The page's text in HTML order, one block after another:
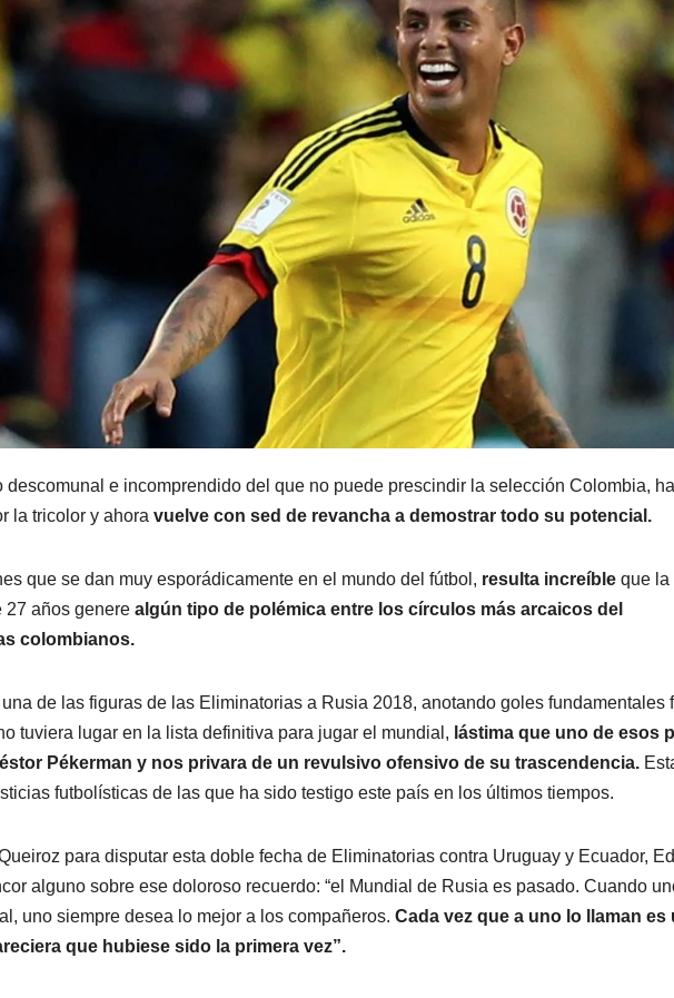
descomunal e incomprendido del que no puede prescindir la selección Colombia, ha
la tricolor y ahora vuelve con sed de revancha a demostrar todo su potencial.
que se dan muy esporádicamente en el mundo del fútbol, resulta increíble que la
27 años genere algún tipo de polémica entre los círculos más arcaicos del
colombianos.
de las figuras de las Eliminatorias a Rusia 2018, anotando goles fundamentales
tuviera lugar en la lista definitiva para jugar el mundial, lástima que uno de esos
Pékerman y nos privara de un revulsivo ofensivo de su trascendencia.
futbolísticas de las que ha sido testigo este país en los últimos tiempos.
para disputar esta doble fecha de Eliminatorias contra Uruguay y Ecuador,
alguno sobre ese doloroso recuerdo: “el Mundial de Rusia es pasado. Cuando
uno siempre desea lo mejor a los compañeros. Cada vez que a uno lo llaman es
que hubiese sido la primera vez”.